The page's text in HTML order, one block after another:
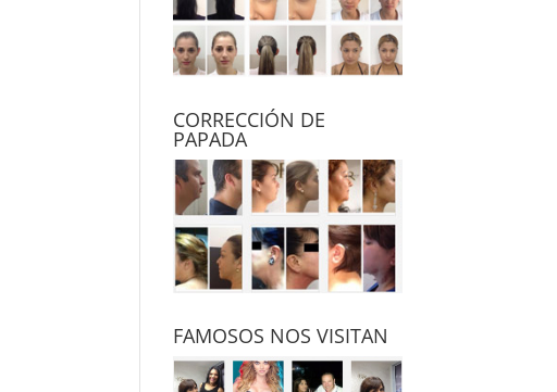
CORRECCIÓN DE
PAPADA
FAMOSOS NOS VISITAN